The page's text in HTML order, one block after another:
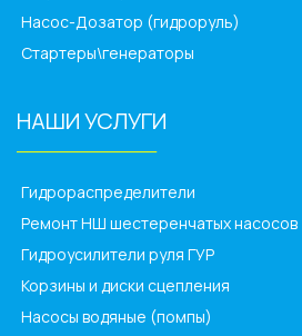
Насос-Дозатор (гидроруль)
Стартеры\генераторы
НАШИ УСЛУГИ
Гидрораспределители
Ремонт НШ шестеренчатых насосов
Гидроусилители руля ГУР
Корзины и диски сцепления
Насосы водяные (помпы)